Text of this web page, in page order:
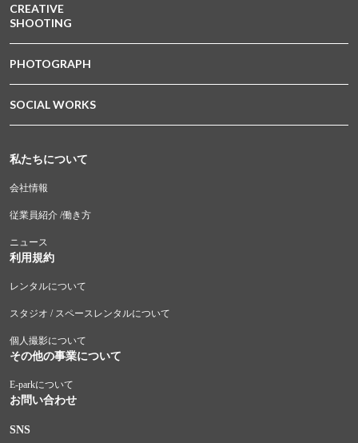
CREATIVE
SHOOTING
PHOTOGRAPH
SOCIAL WORKS
私たちについて
会社情報
従業員紹介 /働き方
ニュース
利用規約
レンタルについて
スタジオ / スペースレンタルについて
個人撮影について
その他の事業について
E-parkについて
お問い合わせ
SNS